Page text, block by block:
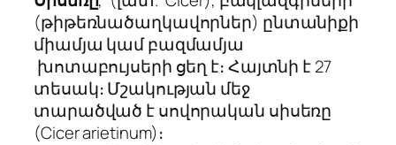
(թիթեռնածաղկավորներ) ընտանիքի
միամյա կամ բազմամյա
խոտաբույսերի ցեղ է։ Հայտնի է 27
տեսակ։ Մշակության մեջ
տարածված է սովորական սիսեռը
(Cicerarietinum)։